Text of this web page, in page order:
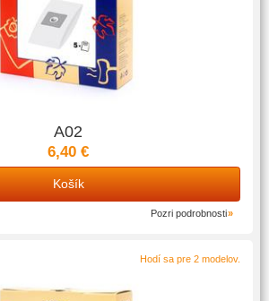
A02
6,40 €
Košík
Pozri podrobnosti
Hodí sa pre 2 modelov.